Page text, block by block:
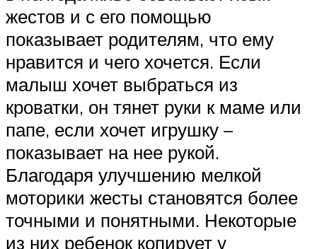
жестов и с его помощью
показывает родителям, что ему
нравится и чего хочется. Если
малыш хочет выбраться из
кроватки, он тянет руки к маме или
папе, если хочет игрушку –
показывает на нее рукой.
Благодаря улучшению мелкой
моторики жесты становятся более
точными и понятными. Некоторые
из них ребенок копирует у